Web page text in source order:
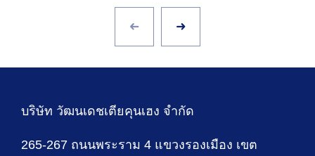
บริษัท วัฒนเดชเตียคุนเฮง จำกัด
265-267 ถนนพระราม 4 แขวงรองเมือง เขต